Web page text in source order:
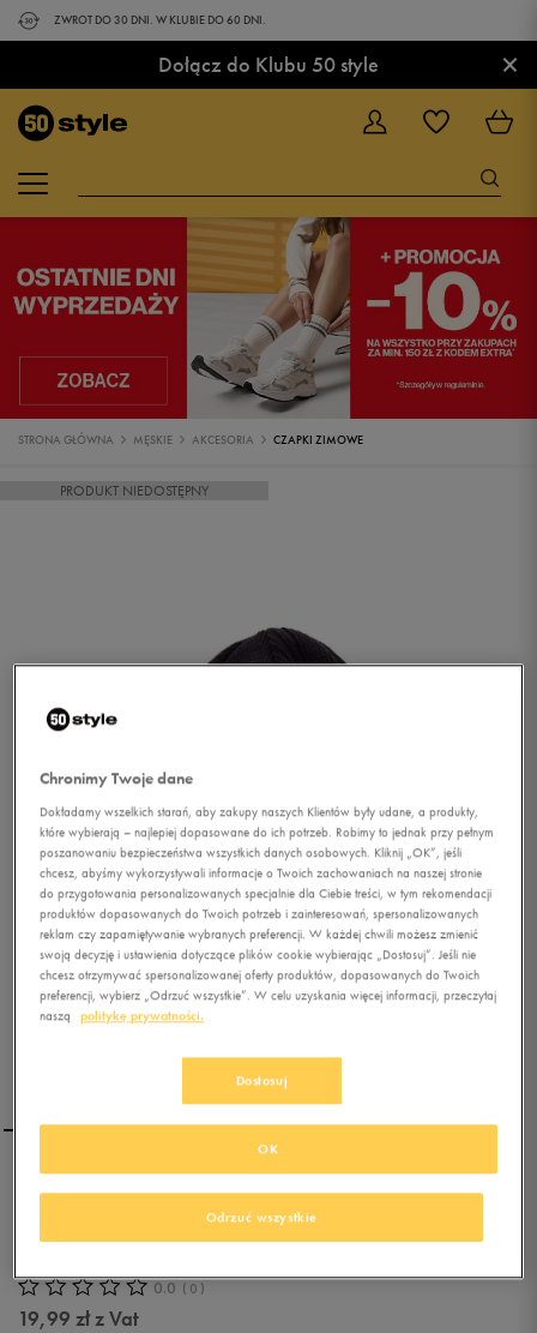
ZWROT DO 30 DNI. W KLUBIE DO 60 DNI.
Dołącz do Klubu 50 style ×
STRONA GŁÓWNA MĘSKIE AKCESORIA CZAPKI ZIMOWE
PRODUKT NIEDOSTĘPNY
1/2
CONFRONT CZAPKA Z
BLACK/GREY
0.0 ( 0 )
19,99 złz Vat
Chronimy Twoje dane
Dokładamy wszelkich starań, aby zakupy naszych Klientów były udane, a produkty,
które wybierają – najlepiej dopasowane do ich potrzeb. Robimy to jednak przy pełnym
poszanowaniu bezpieczeństwa wszystkich danych osobowych. Kliknij „OK”, jeśli
chcesz, abyśmy wykorzystywali informacje o Twoich zachowaniach na naszej stronie
do przygotowania personalizowanych specjalnie dla Ciebie treści, w tym rekomendacji
produktów dopasowanych do Twoich potrzeb i zainteresowań, spersonalizowanych
reklam czy zapamiętywanie wybranych preferencji. W każdej chwili możesz zmienić
swoją decyzję i ustawienia dotyczące plików cookie wybierając „Dostosuj”. Jeśli nie
chcesz otrzymywać spersonalizowanej oferty produktów, dopasowanych do Twoich
preferencji, wybierz „Odrzuć wszystkie”. W celu uzyskania więcej informacji, przeczytaj
naszą
politykę prywatności.
Dostosuj
Odrzuć wszystkie
OK